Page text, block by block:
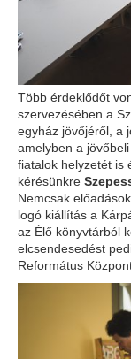
Több érdeklődőt
szervezésében a
egyház jövőjéről, a
amelyben a
fiatalok helyzetét is
kérésünkre
Nemcsak
logó kiállítás a
az Élő könyvtárból
elcsendesedést
Református